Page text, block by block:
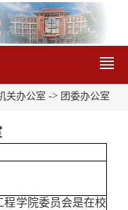
关办公室 -> 团委办公室
学院委员会是在校